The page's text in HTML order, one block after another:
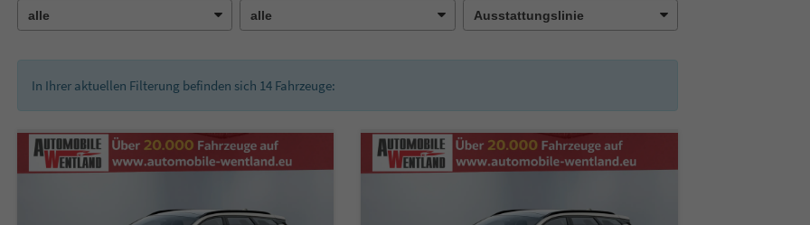
In Ihrer aktuellen Filterung befinden sich 14Fahrzeuge: